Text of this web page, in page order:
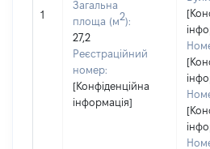
1
Загальна
площа (м2):
27,2
Реєстраційний
номер:
[Конфіденційна
інформація]